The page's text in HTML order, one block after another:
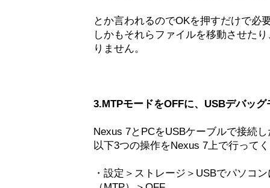
とか言われるのでOKを押すだけで必
しかもそれらファイルを移動させた
りません。
3.MTPモードをOFFに、USBデバッグ
Nexus 7とPCをUSBケーブルで接続
以下3つの操作をNexus 7上で行って
・設定＞ストレージ＞USBでパソコ